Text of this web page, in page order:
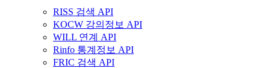
RISS 검색 API
KOCW 강의정보 API
WILL 연계 API
Rinfo 통계정보 API
FRIC 검색 API